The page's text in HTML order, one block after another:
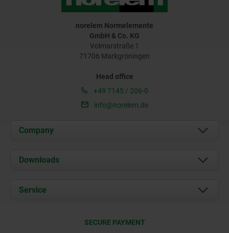
norelem Normelemente
GmbH & Co. KG
Volmarstraße 1
71706 Markgröningen
Head office
+49 7145 / 206-0
info@norelem.de
Company
About us
Career
Downloads
Service
SECURE PAYMENT